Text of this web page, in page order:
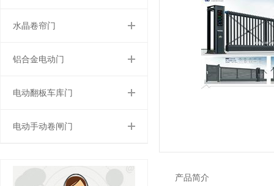
水晶卷帘门
铝合金电动门
电动翻板车库门
电动手动卷闸门
产品简介